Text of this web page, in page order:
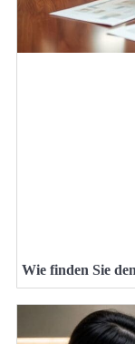
Wie finden Sie